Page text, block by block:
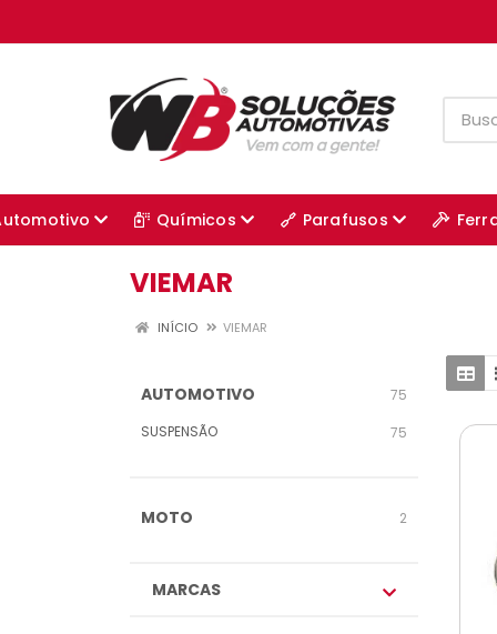
Químicos Parafusos
VIEMAR
INÍCIO VIEMAR
AUTOMOTIVO
75
SUSPENSÃO
75
MOTO 2
MARCAS